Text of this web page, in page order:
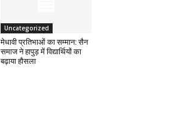
Uncategorized
मेधावी प्रतिभाओं का सम्मान: सैन
समाज ने हापुड़ में विद्यार्थियों का
बढ़ाया हौसला